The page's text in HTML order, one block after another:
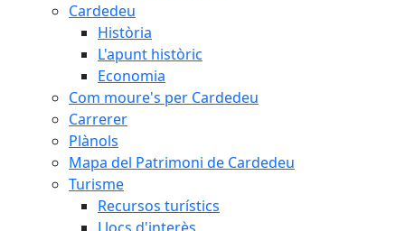
Cardedeu
Història
L'apunt històric
Economia
Com moure's per Cardedeu
Carrerer
Plànols
Mapa del Patrimoni de Cardedeu
Turisme
Recursos turístics